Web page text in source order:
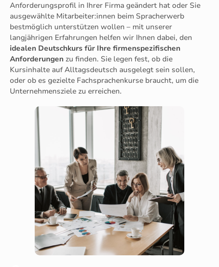
Anforderungsprofil in Ihrer Firma geändert hat oder Sie
ausgewählte Mitarbeiter:innen beim Spracherwerb
bestmöglich unterstützen wollen – mit unserer
langjährigen Erfahrungen helfen wir Ihnen dabei, den
idealen Deutschkurs für Ihre firmenspezifischen
Anforderungen zu finden. Sie legen fest, ob die
Kursinhalte auf Alltagsdeutsch ausgelegt sein sollen,
oder ob es gezielte Fachsprachenkurse braucht, um die
Unternehmensziele zu erreichen.